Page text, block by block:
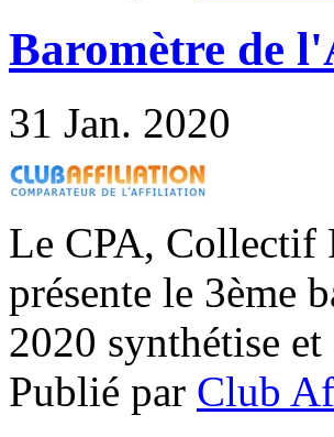
Baromètre de
31 Jan. 2020
Le CPA, Collectif
présente le 3ème
2020 synthétise
Publié par Club